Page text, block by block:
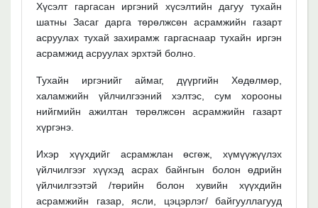
Хүсэлт гаргасан иргэний хүсэлтийн дагуу тухайн
шатны Засаг дарга төрөлжсөн асрамжийн газарт
асруулах тухай захирамж гаргаснаар тухайн иргэн
асрамжид асруулах эрхтэй болно.
Тухайн иргэнийг аймаг, дүүргийн Хөдөлмөр,
халамжийн үйлчилгээний хэлтэс, сум хорооны
нийгмийн ажилтан төрөлжсөн асрамжийн газарт
хүргэнэ.
Ихэр хүүхдийг асрамжлан өсгөж, хүмүүжүүлэх
үйлчилгээг хүүхэд асрах байнгын болон өдрийн
үйлчилгээтэй /төрийн болон хувийн хүүхдийн
асрамжийн газар, ясли, цэцэрлэг/ байгууллагууд